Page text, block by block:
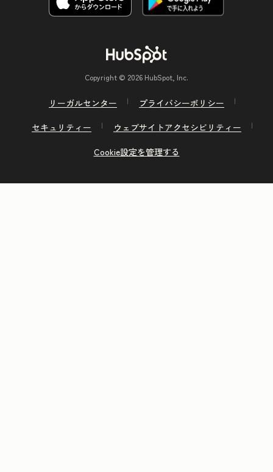
Copyright © 2026 HubSpot, Inc.
リーガルセンター
プライバシーポリシー
セキュリティー
ウェブサイトアクセシビリティー
Cookie設定を管理する